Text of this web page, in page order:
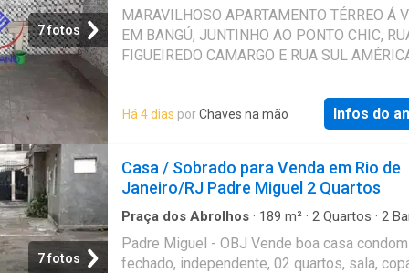
7 fotos
MARAVILHOSO APARTAMENTO TÉRREO Á
EM BANGÚ, JUNTINHO AO PONTO CHIC,
FIGUEIREDO CAMARGO E RUA SUL
COM GARAGEM TODA COBERTA; SALA
TRÊS ÓTIMOS QUARTOS SENDO UM DELE
BLINDEX; LAVANDERIA COBERTA; QUINTAL
FUNDOS. O IMÓVEL NÃO TEM NADA PARA
É SÓ ENTRAR E MORAR. AGENDE JÁ SUA
CONFIRA! Referência: AP00550
Há 4 dias porChaves na mão Infos do
7 fotos
Casa / Sobrado para Venda em Rio de
Janeiro/RJ Padre Miguel 2 Quartos
Praça dos Abrolhos · 189 m² · 2 Quartos · 2
Padre Miguel - OBJ Vende boa casa
fechado, independente, 02 quartos, sala,